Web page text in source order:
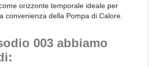
orizzonte temporale ideale per
convenienza della Pompa di Calore.
003 abbiamo